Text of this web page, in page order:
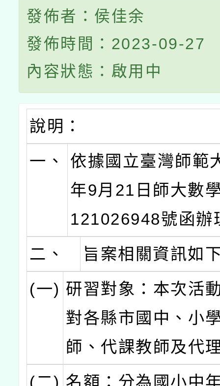
發佈者：侯佳余
發佈時間：2023-09-27
內容狀態：啟用中
說明：
一、
依據國立臺灣師範
年9月21日師大數
121026948號函辦
二、
旨案相關資訊如
(一) 研習對象：本次活
對各縣市國中、小
師、代課教師及代
(二) 名額：分為國小中